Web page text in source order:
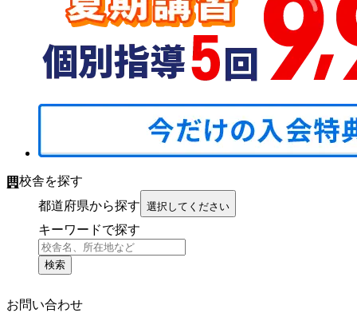
校舎を探す
都道府県から探す 選択してください
キーワードで探す
検索
お問い合わせ